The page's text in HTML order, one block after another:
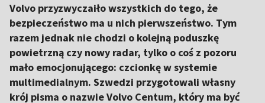
Volvo przyzwyczaiło wszystkich do tego, że
bezpieczeństwo ma u nich pierwszeństwo. Tym
razem jednak nie chodzi o kolejną poduszkę
powietrzną czy nowy radar, tylko o coś z pozoru
mało emocjonującego: czcionkę w systemie
multimedialnym. Szwedzi przygotowali własny
krój pisma o nazwie Volvo Centum, który ma być